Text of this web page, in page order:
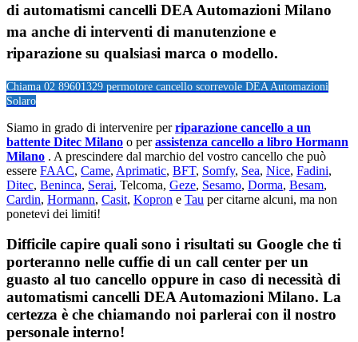
di automatismi cancelli DEA Automazioni Milano
ma anche di interventi di manutenzione e
riparazione su qualsiasi marca o modello.
Chiama 02 89601329 permotore cancello scorrevole DEA Automazioni
Solaro
Siamo in grado di intervenire perriparazione cancello a un
battente Ditec Milano o perassistenza cancello a libro Hormann
Milano . A prescindere dal marchio del vostro cancello che può
essere FAAC, Came, Aprimatic, BFT, Somfy, Sea, Nice, Fadini,
Ditec, Beninca, Serai, Telcoma, Geze, Sesamo, Dorma, Besam,
Cardin, Hormann, Casit, Kopron e Tau per citarne alcuni, ma non
ponetevi dei limiti!
Difficile capire quali sono i risultati su Google che ti
porteranno nelle cuffie di un call center per un
guasto al tuo cancello oppure in caso di necessità di
automatismi cancelli DEA Automazioni Milano. La
certezza è che chiamando noi parlerai con il nostro
personale interno!